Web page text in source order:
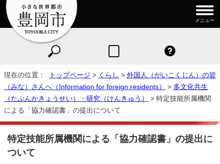
メニュー
現在の位置： トップページ > くらし > 外国人（がいこくじん）の皆
（みな）さんへ（Information for foreign residents）
> 多文化共生
（たぶんかきょうせい）・研究（けんきゅう）
> 特定技能所属機関
による「協力確認書」の提出について
特定技能所属機関による「協力確認書」の提出に
ついて